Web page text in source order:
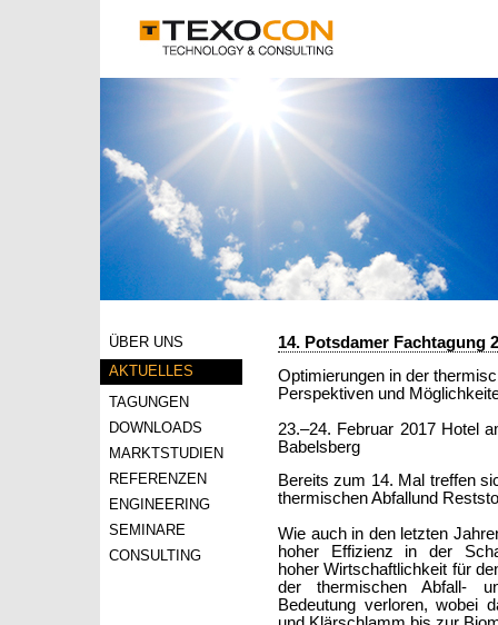
ÜBER UNS
AKTUELLES
TAGUNGEN
DOWNLOADS
MARKTSTUDIEN
REFERENZEN
ENGINEERING
SEMINARE
CONSULTING
14. Potsdamer Fachtagung
Optimierungen in der
Perspektiven und
23.–24. Februar 2017 Hotel
Babelsberg
Bereits zum 14. Mal treffen
thermischen Abfallund
Wie auch in den letzten
hoher Effizienz in der
hoher Wirtschaftlichkeit für
der thermischen Abfall-
Bedeutung verloren, wobei